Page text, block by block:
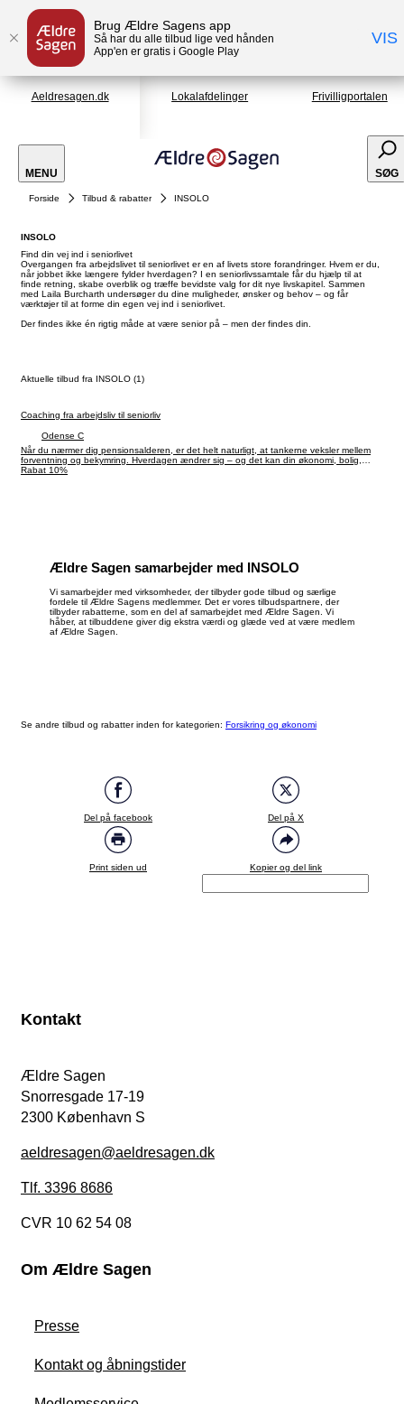
Brug Ældre Sagens app
Så har du alle tilbud lige ved hånden
App'en er gratis i Google Play
VIS
Aeldresagen.dk Lokalafdelinger Frivilligportalen
MENU SØG
Forside Tilbud & rabatter INSOLO
INSOLO
Find din vej ind i seniorlivet
Overgangen fra arbejdslivet til seniorlivet er en af livets store forandringer. Hvem er du,
når jobbet ikke længere fylder hverdagen? I en seniorlivssamtale får du hjælp til at
finde retning, skabe overblik og træffe bevidste valg for dit nye livskapitel. Sammen
med Laila Burcharth undersøger du dine muligheder, ønsker og behov – og får
værktøjer til at forme din egen vej ind i seniorlivet.
Der findes ikke én rigtig måde at være senior på – men der findes din.
Aktuelle tilbud fra INSOLO (1)
Coaching fra arbejdsliv til seniorliv
Odense C
Når du nærmer dig pensionsalderen, er det helt naturligt, at tankerne veksler mellem
forventning og bekymring. Hverdagen ændrer sig – og det kan din økonomi, bolig,
netværk og omverden også gøre. Mange oplever ligefrem behovet for at genopfinde
Rabat 10%
Ældre Sagen samarbejder med INSOLO
Vi samarbejder med virksomheder, der tilbyder gode tilbud og særlige
fordele til Ældre Sagens medlemmer. Det er vores tilbudspartnere, der
tilbyder rabatterne, som en del af samarbejdet med Ældre Sagen. Vi
håber, at tilbuddene giver dig ekstra værdi og glæde ved at være medlem
af Ældre Sagen.
Se andre tilbud og rabatter inden for kategorien: Forsikring og økonomi
Del på facebook Del på X
Print siden ud Kopier og del link
Kontakt
Ældre Sagen
Snorresgade 17-19
2300 København S
aeldresagen@aeldresagen.dk
Tlf. 3396 8686
CVR 10 62 54 08
Om Ældre Sagen
Presse
Kontakt og åbningstider